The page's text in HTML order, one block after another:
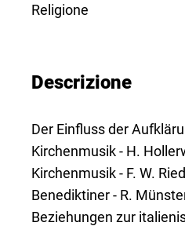
Religione
Descrizione
Der Einfluss der
Kirchenmusik - H.
Kirchenmusik - F. W.
Benediktiner - R.
Beziehungen zur